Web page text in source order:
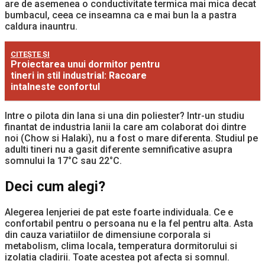
are de asemenea o conductivitate termica mai mica decat
bumbacul, ceea ce inseamna ca e mai bun la a pastra
caldura inauntru.
CITEȘTE ȘI
Proiectarea unui dormitor pentru
tineri in stil industrial: Racoare
intalneste confortul
Intre o pilota din lana si una din poliester? Intr-un studiu
finantat de industria lanii la care am colaborat doi dintre
noi (Chow si Halaki), nu a fost o mare diferenta. Studiul pe
adulti tineri nu a gasit diferente semnificative asupra
somnului la 17°C sau 22°C.
Deci cum alegi?
Alegerea lenjeriei de pat este foarte individuala. Ce e
confortabil pentru o persoana nu e la fel pentru alta. Asta
din cauza variatiilor de dimensiune corporala si
metabolism, clima locala, temperatura dormitorului si
izolatia cladirii. Toate acestea pot afecta si somnul.